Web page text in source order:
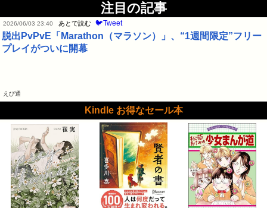
注目の記事
2026/06/03 23:40 あとで読む 🐦Tweet
脱出PvPvE「Marathon（マラソン）」、“1週間限定”フリー
プレイがついに開幕
えび通
Kindle お得なセール本